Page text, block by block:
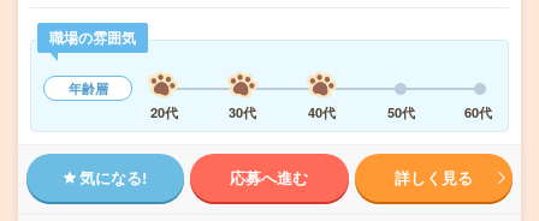
職場の雰囲気
年齢層
20代
30代 40代 50代 60代
気になる! 応募へ進む 詳しく見る